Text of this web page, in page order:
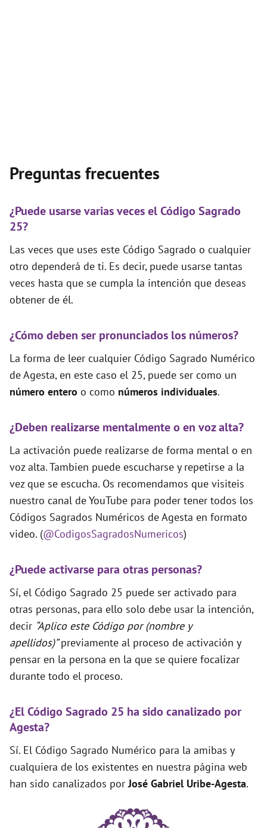
Preguntas frecuentes
¿Puede usarse varias veces el Código Sagrado
25?
Las veces que uses este Código Sagrado o cualquier
otro dependerá de ti. Es decir, puede usarse tantas
veces hasta que se cumpla la intención que deseas
obtener de él.
¿Cómo deben ser pronunciados los números?
La forma de leer cualquier Código Sagrado Numérico
de Agesta, en este caso el 25, puede ser como un
número entero o como números individuales.
¿Deben realizarse mentalmente o en voz alta?
La activación puede realizarse de forma mental o en
voz alta. Tambien puede escucharse y repetirse a la
vez que se escucha. Os recomendamos que visiteis
nuestro canal de YouTube para poder tener todos los
Códigos Sagrados Numéricos de Agesta en formato
video. (@CodigosSagradosNumericos)
¿Puede activarse para otras personas?
Sí, el Código Sagrado 25 puede ser activado para
otras personas, para ello solo debe usar la intención,
decir “Aplico este Código por (nombre y
apellidos)”previamente al proceso de activación y
pensar en la persona en la que se quiere focalizar
durante todo el proceso.
¿El Código Sagrado 25 ha sido canalizado por
Agesta?
Sí. El Código Sagrado Numérico para la amibas y
cualquiera de los existentes en nuestra página web
han sido canalizados porJosé Gabriel Uribe-Agesta.